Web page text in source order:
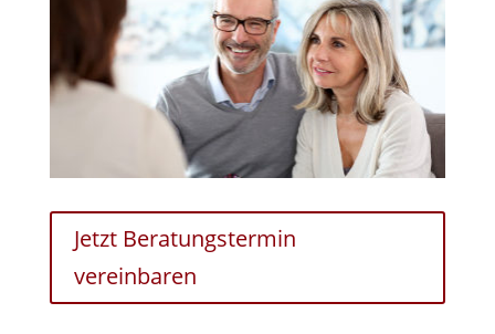
Jetzt Beratungstermin
vereinbaren